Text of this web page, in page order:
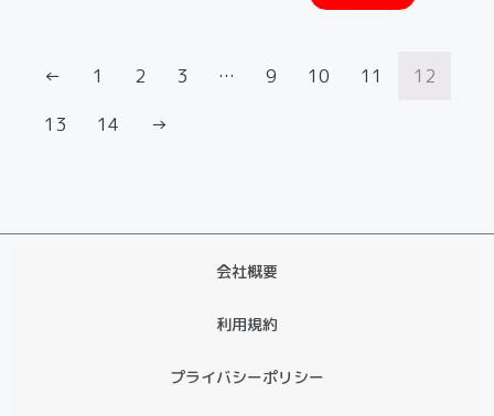
← 1 2 3 … 9 10 11
12
13
14 →
会社概要
利用規約
プライバシーポリシー